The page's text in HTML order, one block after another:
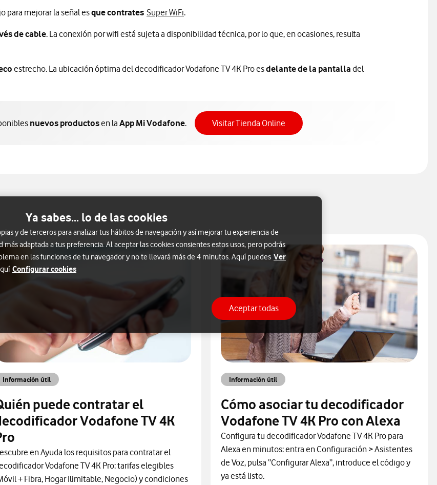
para mejorar la señal esque contrates Super WiFi.
de cable. La conexión por wifi está sujeta a disponibilidad técnica, por lo que, en ocasiones, resulta
estrecho. La ubicación óptima del decodificador Vodafone TV 4K Pro esdelante de la pantalla del
nuevos productosen laApp Mi Vodafone. Visitar Tienda Online Acceso a Tienda Online
Información útil
puede contratar el
Vodafone TV 4K
en Ayuda los requisitos para contratar el
Vodafone TV 4K Pro: tarifas elegibles
+ Fibra, Hogar Ilimitable, Negocio) y condiciones
Información útil
Cómo asociar tu decodificador
Vodafone TV 4K Pro con Alexa
Configura tu decodificador Vodafone TV 4K Pro para
Alexa en minutos: entra en Configuración > Asistentes
de Voz, pulsa “Configurar Alexa”, introduce el código y
ya está listo.
Ya sabes... lo de las cookies
y de terceros para analizar tus hábitos de navegación y así mejorar tu experiencia de
adaptada a tus preferencia. Al aceptar las cookies consientes estos usos, pero podrás
en las funciones de tu navegador y no te llevará más de 4 minutos. Aquí puedes Ver
Configurar cookies
Aceptar todas